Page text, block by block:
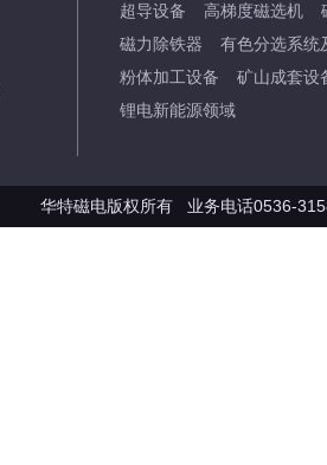
超导设备 高梯度磁选机
磁力除铁器
有色分选系统
粉体加工设备
矿山成套设
锂电新能源领域
华特磁电版权所有 业务电话0536-